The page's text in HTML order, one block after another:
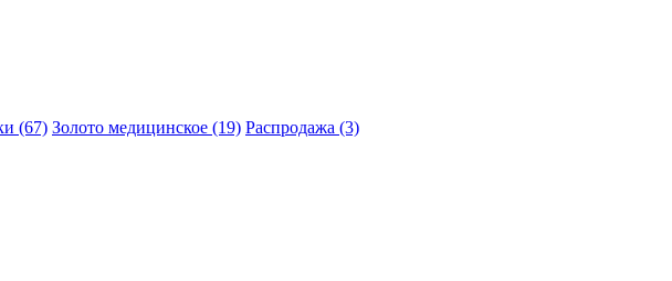
(67) Золото медицинское (19) Распродажа (3)